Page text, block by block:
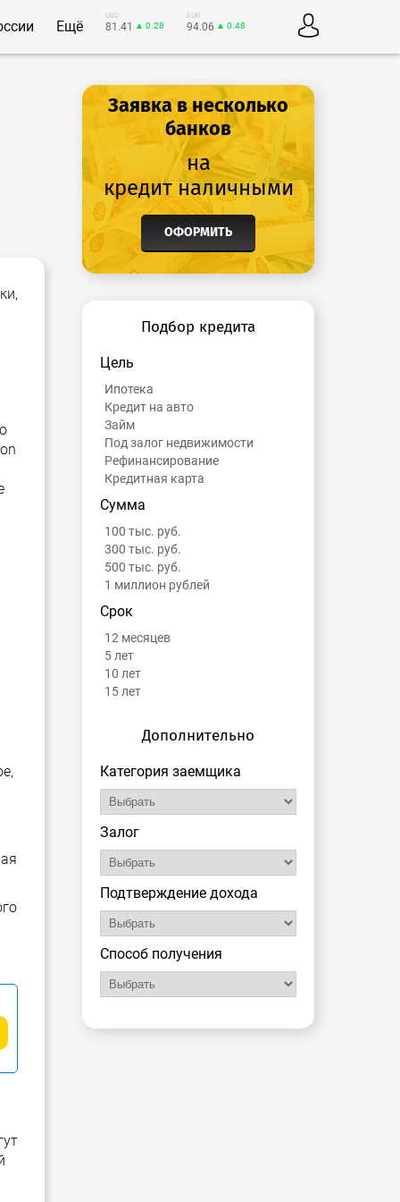
Ещё
USD
81.41 ▲ 0.28
EUR
94.06 ▲ 0.48
Заявка в несколько
банков
на
кредит наличными
ОФОРМИТЬ
Подбор кредита
Цель
Ипотека
Кредит на авто
Займ
Под залог недвижимости
Рефинансирование
Кредитная карта
Сумма
100 тыс. руб.
300 тыс. руб.
500 тыс. руб.
1 миллион рублей
Срок
12 месяцев
5 лет
10 лет
15 лет
Дополнительно
Категория заемщика
Залог
Подтверждение дохода
Способ получения